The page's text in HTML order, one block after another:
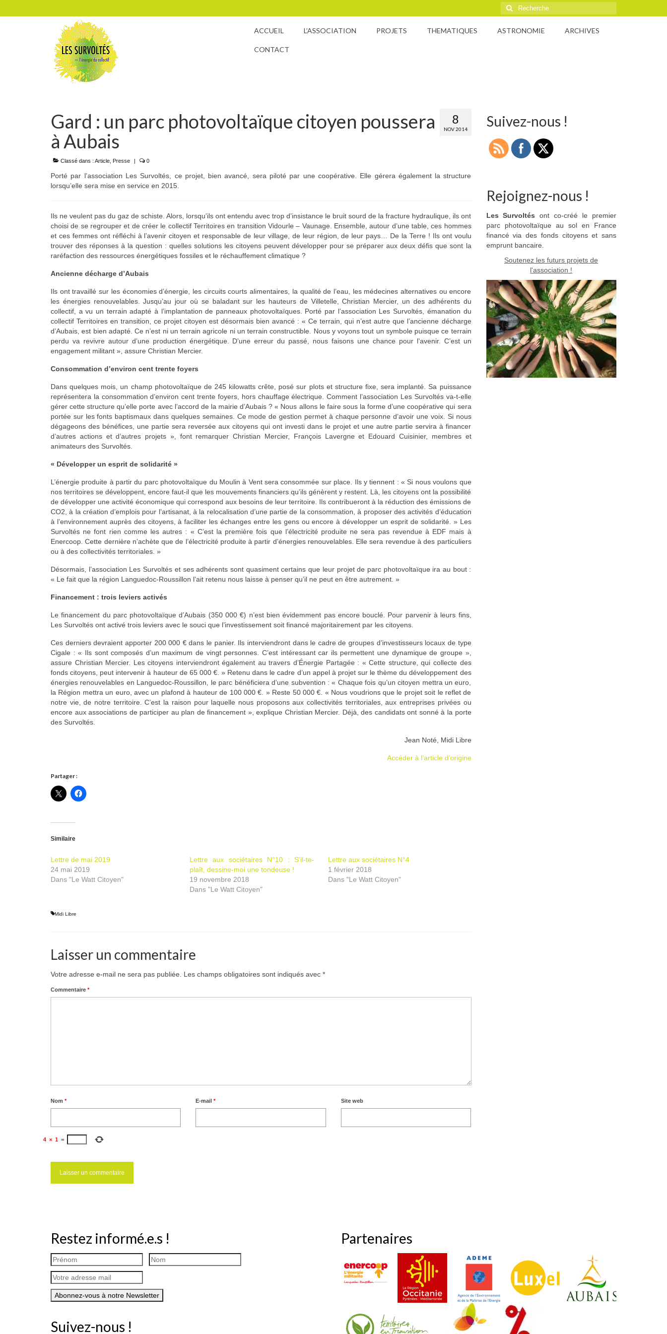
Rechercher
:
ACCUEIL L’ASSOCIATION PROJETS THEMATIQUES ASTRONOMIE ARCHIVES
CONTACT
8
NOV 2014
Gard : un parc photovoltaïque citoyen poussera
à Aubais
Classé dans : Article Presse | 0
Porté par l’association Les Survoltés, ce projet, bien avancé, sera piloté par une coopérative. Elle gérera également la structure
lorsqu’elle sera mise en service en 2015.
Ils ne veulent pas du gaz de schiste. Alors, lorsqu’ils ont entendu avec trop d’insistance le bruit sourd de la fracture hydraulique, ils ont
choisi de se regrouper et de créer le collectif Territoires en transition Vidourle – Vaunage.
Ensemble, autour d’une table, ces hommes
et ces femmes ont réfléchi à l’avenir citoyen et responsable de leur village, de leur région, de leur pays… De la Terre ! Ils ont voulu
trouver des réponses à la question :quelles solutions les citoyens peuvent développer pour se préparer aux deux défis que sont la
raréfaction des ressources énergétiques fossiles et le réchauffement climatique ?
Ancienne décharge d’Aubais
Ils ont travaillé sur les économies d’énergie, les circuits courts alimentaires, la qualité de l’eau, les médecines alternatives ou encore
les énergies renouvelables. Jusqu’au jour où se baladant sur les hauteurs de Villetelle,Christian Mercier, un des adhérents du
collectif, a vu un terrain adapté à l’implantation de panneaux photovoltaïques. Porté par l’association Les Survoltés, émanation du
collectif Territoires en transition,
ce projet citoyen est désormais bien avancé : « Ce terrain, qui n’est autre que l’ancienne décharge
d’Aubais, est bien adapté. Ce n’est ni un terrain agricole ni un terrain constructible. Nous y voyons tout un symbole puisque ce terrain
perdu va revivre autour d’une production énergétique. D’une erreur du passé, nous faisons une chance pour l’avenir. C’est un
engagement militant », assure Christian Mercier.
Consommation d’environ cent trente foyers
Dans quelques mois, un champ photovoltaïque de 245 kilowatts crête, posé sur plots et structure fixe, sera implanté. Sa puissance
représentera la consommation d’environ cent trente foyers, hors chauffage électrique. Comment l’association Les Survoltés va-t-elle
gérer cette structure qu’elle porte avec l’accord de la mairie d’Aubais ? « Nous allons le faire sous la forme d’une coopérative qui sera
portée sur les fonts baptismaux dans quelques semaines. Ce mode de gestion permet à chaque personne d’avoir une voix. Si nous
dégageons des bénéfices, une partie sera reversée aux citoyens qui ont investi dans le projet et une autre partie servira à financer
d’autres actions et d’autres projets », font remarquer Christian Mercier, François Lavergne et Edouard Cuisinier, membres et
animateurs des Survoltés.
« Développer un esprit de solidarité »
L’énergie produite à partir du parc photovoltaïque du Moulin à Vent sera consommée sur place. Ils y tiennent : « Si nous voulons que
nos territoires se développent, encore faut-il que les mouvements financiers qu’ils génèrent y restent. Là, les citoyens ont la possibilité
de développer une activité économique qui correspond aux besoins de leur territoire. Ils contribueront à la réduction des émissions de
CO2, à la création d’emplois pour l’artisanat, à la relocalisation d’une partie de la consommation, à proposer des activités d’éducation
à l’environnement auprès des citoyens, à faciliter les échanges entre les gens ou encore à développer un esprit de solidarité. » Les
Survoltés ne font rien comme les autres : « C’est la première fois que l’électricité produite ne sera pas revendue à EDF mais à
Enercoop . Cette dernière n’achète que de l’électricité produite à partir d’énergies renouvelables. Elle sera revendue à des particuliers
ou à des collectivités territoriales. »
Désormais, l’association Les Survoltés et ses adhérents sont quasiment certains que leur projet de parc photovoltaïque ira au bout :
« Le fait que la région Languedoc-Roussillon l’ait retenu nous laisse à penser qu’il ne peut en être autrement. »
Financement : trois leviers activés
Le financement du parc photovoltaïque d’Aubais (350 000 €) n’est bien évidemment pas encore bouclé. Pour parvenir à leurs fins,
Les Survoltés ont activé trois leviers avec le souci que l’investissement soit financé majoritairement par les citoyens.
Ces derniers devraient apporter 200 000 € dans le panier. Ils interviendront dans le cadre de groupes d’investisseurs locaux de type
Cigale : « Ils sont composés d’un maximum de vingt personnes. C’est intéressant car ils permettent une dynamique de groupe »,
assure Christian Mercier. Les citoyens interviendront également au travers d’Énergie Partagée : « Cette structure, qui collecte des
fonds citoyens, peut intervenir à hauteur de 65 000 €. » Retenu dans le cadre d’un appel à projet sur le thème du développement des
énergies renouvelables en Languedoc-Roussillon, le parc bénéficiera d’une subvention : « Chaque fois qu’un citoyen mettra un euro,
la Région mettra un euro, avec un plafond à hauteur de 100 000 €. » Reste 50 000 €. « Nous voudrions que le projet soit le reflet de
notre vie, de notre territoire. C’est la raison pour laquelle nous proposons aux collectivités territoriales, aux entreprises privées ou
encore aux associations de participer au plan de financement », explique Christian Mercier. Déjà, des candidats ont sonné à la porte
des Survoltés.
Jean Noté, Midi Libre
Accéder à l’article d’origine
Partager :
Similaire
Lettre de mai 2019
24 mai 2019
Dans "Le Watt Citoyen"
Lettre aux sociétaires N°10 : S’il-te-
plaît, dessine-moi une tondeuse !
19 novembre 2018
Dans "Le Watt Citoyen"
Lettre aux sociétaires N°4
1 février 2018
Dans "Le Watt Citoyen"
Midi Libre
Laisser un commentaire
Votre adresse e-mail ne sera pas publiée. Les champs obligatoires sont indiqués avec *
Commentaire *
Nom * E-mail* Site web
4 × 1 =
Suivez-nous !
Rejoignez-nous !
Les Survoltés ont co-créé le premier
parc photovoltaïque au sol en France
financé via des fonds citoyens et sans
emprunt bancaire.
Soutenez les futurs projets de
l'association !
Restez informé.e.s !
Suivez-nous !
Partenaires